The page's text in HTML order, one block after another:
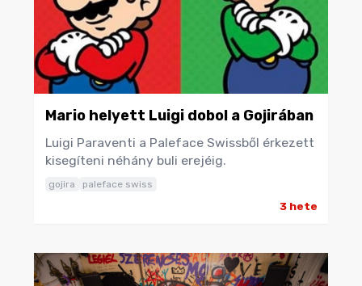
Mario helyett Luigi dobol a Gojirában
Luigi Paraventi a Paleface Swissből érkezett
kisegíteni néhány buli erejéig.
gojira paleface swiss
3 hete